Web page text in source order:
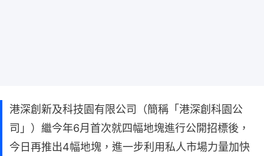
港深創新及科技園有限公司（簡稱「港深創科園公
司」）繼今年6月首次就四幅地塊進行公開招標後，
今日再推出4幅地塊，進一步利用私人市場力量加快